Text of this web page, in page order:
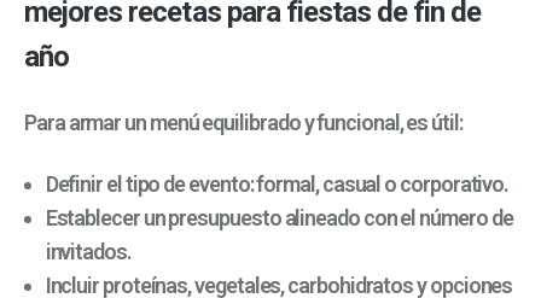
mejores recetas para fiestas de fin de
año
Para armar un menú equilibrado y funcional, es útil:
Definir el tipo de evento: formal, casual o corporativo.
Establecer un presupuesto alineado con el número de
invitados.
Incluir proteínas, vegetales, carbohidratos y opciones